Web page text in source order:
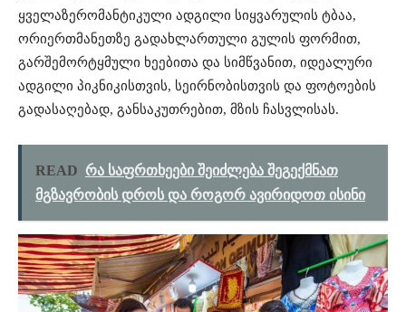
ყველაზერომანტიკული ადგილი სიყვარულის ტბაა,
ორიერთმანეთზე გადახლართული გულის ფორმით,
გარშემორტყმული ხეებითა და სიმწვანით, იდეალური
ადგილი პიკნიკისთვის, სეირნობისთვის და ფოტოების
გადასაღებად, განსაკუთრებით, მზის ჩასვლისას.
READ რა საფრთხეები შეიძლება შეგექმნათ
მგზავრობის დროს და როგორ ავირიდოთ ისინი